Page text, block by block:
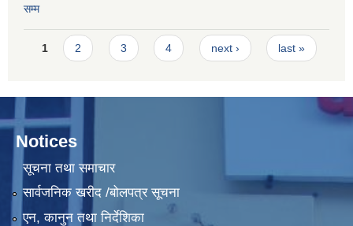
सम्म
Pages
1 2 3 4 next › last »
Notices
सूचना तथा समाचार
सार्वजनिक खरीद /बोलपत्र सूचना
एन, कानुन तथा निर्देशिका